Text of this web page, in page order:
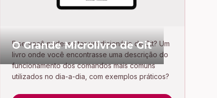
O Grande Microlivro de Git
E se você pudesse ter um dicionário de Git? Um
livro onde você encontrasse uma descrição do
funcionamento dos comandos mais comuns
utilizados no dia-a-dia, com exemplos práticos?